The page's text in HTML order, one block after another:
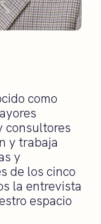
como
consultores
y trabaja
y
de los cinco
la entrevista
espacio